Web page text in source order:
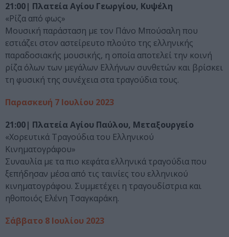
21:00| Πλατεία Αγίου Γεωργίου, Κυψέλη
«Ρίζα από φως»
Μουσική παράσταση με τον Πάνο Μπούσαλη που
εστιάζει στον αστείρευτο πλούτο της ελληνικής
παραδοσιακής μουσικής, η οποία αποτελεί την κοινή
ρίζα όλων των μεγάλων Ελλήνων συνθετών και βρίσκει
τη φυσική της συνέχεια στα τραγούδια τους.
Παρασκευή 7 Ιουλίου 2023
21:00| Πλατεία Αγίου Παύλου, Μεταξουργείο
«Χορευτικά Τραγούδια του Ελληνικού
Κινηματογράφου»
Συναυλία με τα πιο κεφάτα ελληνικά τραγούδια που
ξεπήδησαν μέσα από τις ταινίες του ελληνικού
κινηματογράφου. Συμμετέχει η τραγουδίστρια και
ηθοποιός Ελένη Τσαγκαράκη.
Σάββατο 8 Ιουλίου 2023